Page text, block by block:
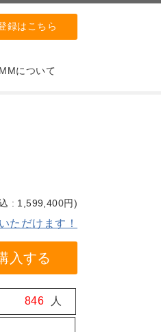
録はこちら
について
: 1,599,400円)
ただけます！
入する
846 人